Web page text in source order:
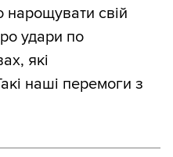
нарощувати свій
удари по
які
наші перемоги з